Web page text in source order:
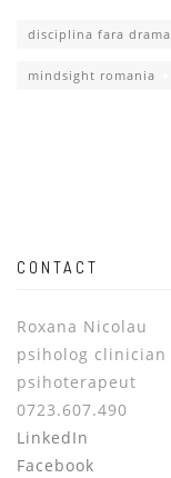
disciplina fara drama
mindsight romania
CONTACT
Roxana Nicolau
psiholog clinician
psihoterapeut
0723.607.490
LinkedIn
Facebook